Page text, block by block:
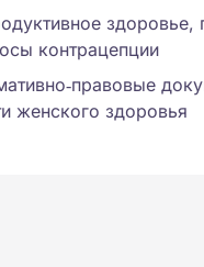
здоровье,
контрацепции
женского здоровья